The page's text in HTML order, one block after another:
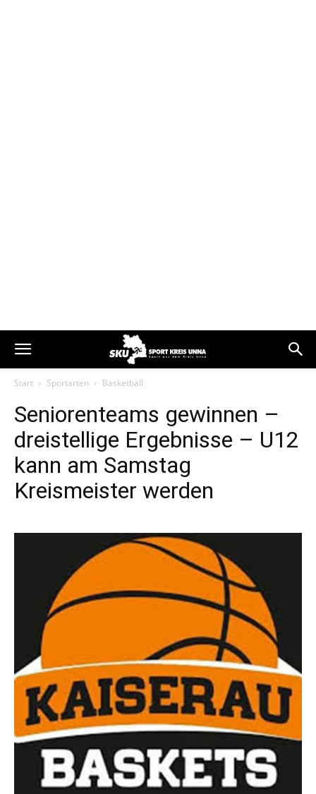
Start Sportarten Basketball
Seniorenteams gewinnen –
dreistellige Ergebnisse – U12
kann am Samstag
Kreismeister werden